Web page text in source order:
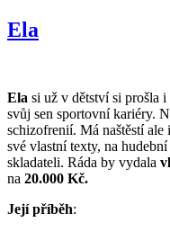
Ela
Ela si už v dětství si prošla
svůj sen sportovní kariéry.
schizofrenií. Má naštěstí ale
své vlastní texty, na
skladateli. Ráda by vydala
na 20.000 Kč.
Její příběh: